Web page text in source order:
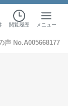
閲覧履歴 メニュー
声 No.A005668177